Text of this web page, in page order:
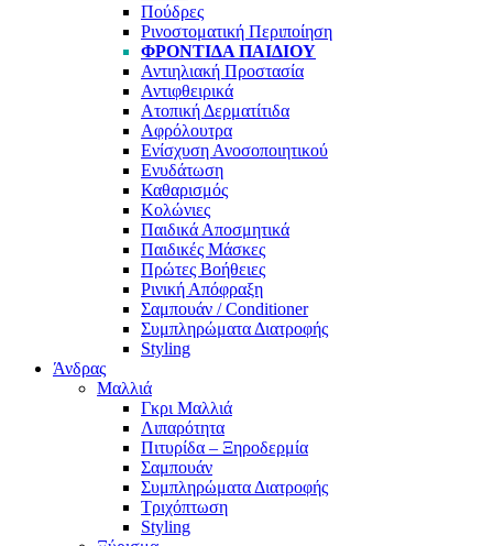
Πούδρες
Ρινοστοματική Περιποίηση
ΦΡΟΝΤΊΔΑ ΠΑΙΔΙΟΎ
Αντιηλιακή Προστασία
Αντιφθειρικά
Ατοπική Δερματίτιδα
Αφρόλουτρα
Ενίσχυση Ανοσοποιητικού
Ενυδάτωση
Καθαρισμός
Κολώνιες
Παιδικά Αποσμητικά
Παιδικές Μάσκες
Πρώτες Βοήθειες
Ρινική Απόφραξη
Σαμπουάν / Conditioner
Συμπληρώματα Διατροφής
Styling
Άνδρας
Μαλλιά
Γκρι Μαλλιά
Λιπαρότητα
Πιτυρίδα – Ξηροδερμία
Σαμπουάν
Συμπληρώματα Διατροφής
Τριχόπτωση
Styling